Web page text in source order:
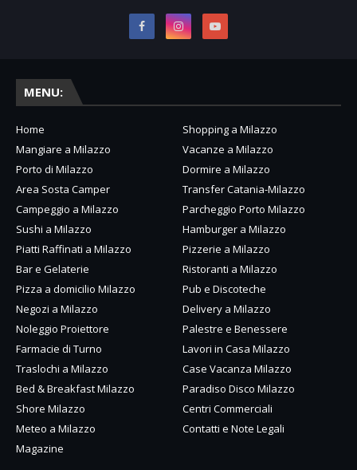
MENU:
Home
Shopping a Milazzo
Mangiare a Milazzo
Vacanze a Milazzo
Porto di Milazzo
Dormire a Milazzo
Area Sosta Camper
Transfer Catania-Milazzo
Campeggio a Milazzo
Parcheggio Porto Milazzo
Sushi a Milazzo
Hamburger a Milazzo
Piatti Raffinati a Milazzo
Pizzerie a Milazzo
Bar e Gelaterie
Ristoranti a Milazzo
Pizza a domicilio Milazzo
Pub e Discoteche
Negozi a Milazzo
Delivery a Milazzo
Noleggio Proiettore
Palestre e Benessere
Farmacie di Turno
Lavori in Casa Milazzo
Traslochi a Milazzo
Case Vacanza Milazzo
Bed & Breakfast Milazzo
Paradiso Disco Milazzo
Shore Milazzo
Centri Commerciali
Meteo a Milazzo
Contatti e Note Legali
Magazine